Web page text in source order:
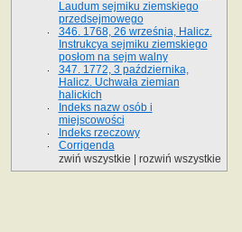
Laudum sejmiku ziemskiego
przedsejmowego
346. 1768, 26 września, Halicz.
Instrukcya sejmiku ziemskiego
posłom na sejm walny
347. 1772, 3 października,
Halicz. Uchwała ziemian
halickich
Indeks nazw osób i
miejscowości
Indeks rzeczowy
Corrigenda
zwiń wszystkie
rozwiń wszystkie